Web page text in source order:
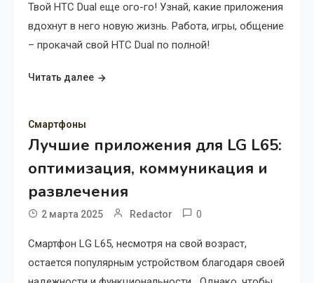
Твой HTC Dual еще ого-го! Узнай, какие приложения
вдохнут в него новую жизнь. Работа, игры, общение
– прокачай свой HTC Dual по полной!
Читать далее
Смартфоны
Лучшие приложения для LG L65:
оптимизация, коммуникация и
развлечения
2 марта 2025 Redactor 0
Смартфон LG L65, несмотря на свой возраст,
остается популярным устройством благодаря своей